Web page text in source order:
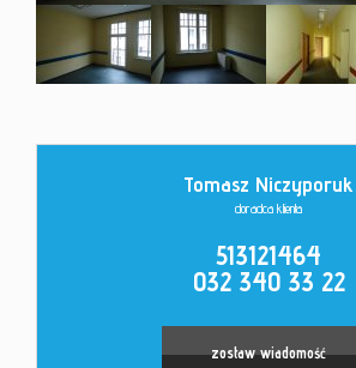
Tomasz Niczyporuk
doradca klienta
513121464
032 340 33 22
zostaw wiadomość